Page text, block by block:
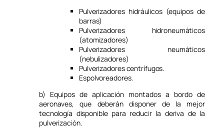
Pulverizadores hidráulicos (equipos de
barras)
Pulverizadores hidroneumáticos
(atomizadores)
Pulverizadores neumáticos
(nebulizadores)
Pulverizadores centrífugos.
Espolvoreadores.
b) Equipos de aplicación montados a bordo de
aeronaves, que deberán disponer de la mejor
tecnología disponible para reducir la deriva de la
pulverización.